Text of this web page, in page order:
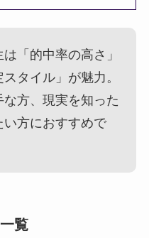
「的中率の高さ」
タイル」が魅力。
方、現実を知った
い方におすすめで
覧